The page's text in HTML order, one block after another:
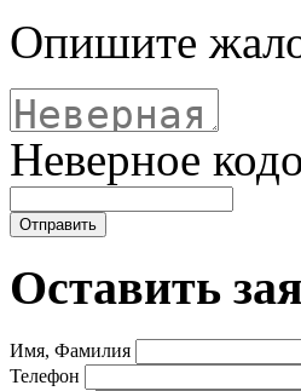
Опишите
Неверное
Оставить
Имя, Фамилия
Телефон